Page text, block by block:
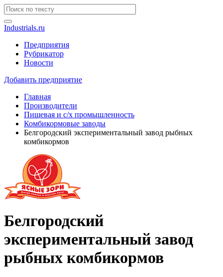
Industrials.ru
Предприятия
Рубрикатор
Новости
Добавить предприятие
Главная
Производители
Пищевая и с/х промышленность
Комбикормовые заводы
Белгородский экспериментальный завод рыбных
комбикормов
Белгородский
экспериментальный завод
рыбных комбикормов